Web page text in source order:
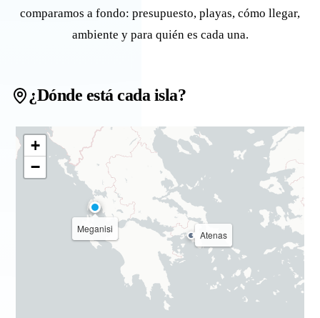
comparamos a fondo: presupuesto, playas, cómo llegar,
ambiente y para quién es cada una.
¿Dónde está cada isla?
Meganisi
Atenas
+
−